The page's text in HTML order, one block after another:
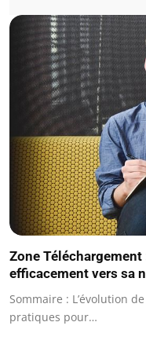
Zone
efficacement vers sa
Sommaire : L’évolution
pratiques pour…